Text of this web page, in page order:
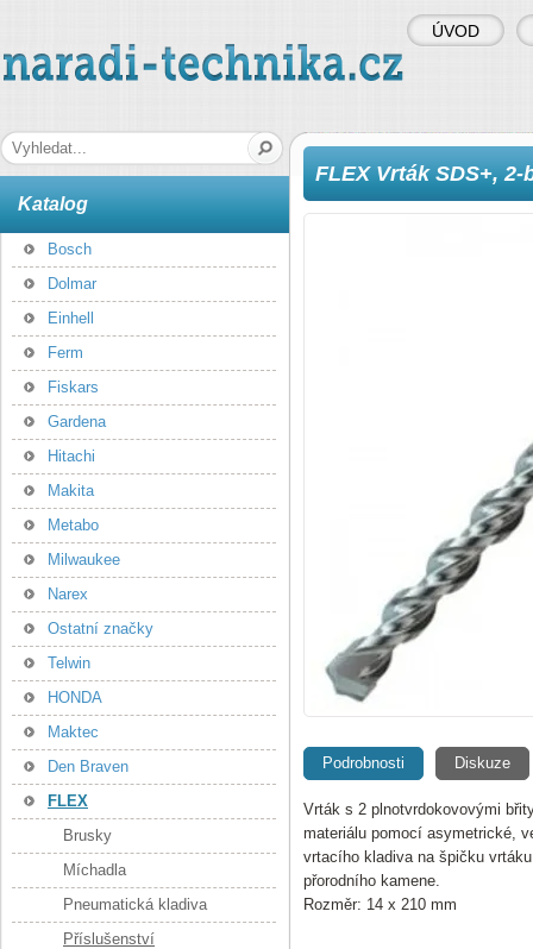
naradi-technika.cz
FLEX Vrták SDS+,
Podrobnosti Diskuze
Vrták s 2 plnotvrdokovovými
materiálu pomocí asymetrické,
vrtacího kladiva na špičku
přorodního kamene.
Rozměr: 14 x 210 mm
Katalog
Bosch
Dolmar
Einhell
Ferm
Fiskars
Gardena
Hitachi
Makita
Metabo
Milwaukee
Narex
Ostatní značky
Telwin
HONDA
Maktec
Den Braven
FLEX
Brusky
Míchadla
Pneumatická kladiva
Příslušenství
ÚVOD
Hledaná fráze